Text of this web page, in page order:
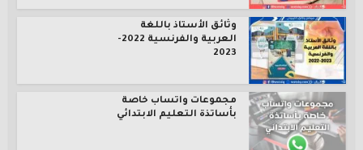
وثائق الأستاذ باللغة
العربية والفرنسية 2022-
2023
مجموعات واتساب خاصة
بأساتذة التعليم الابتدائي